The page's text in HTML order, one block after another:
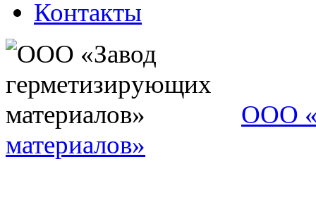
Контакты
ООО
материалов»